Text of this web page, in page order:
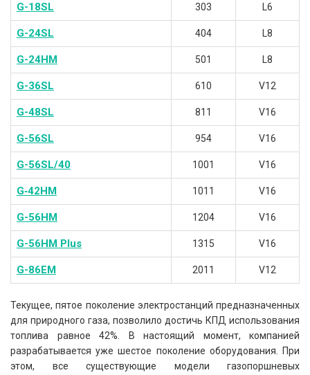
G-18SL 303 L6
G-24SL 404 L8
G-24HM 501 L8
G-36SL 610 V12
G-48SL 811 V16
G-56SL 954 V16
G-56SL/40 1001 V16
G‐42HM 1011 V16
G-56HM 1204 V16
G-56HM Plus 1315 V16
G-86EM 2011 V12
Текущее, пятое поколение электростанций предназначенных
для природного газа, позволило достичь КПД использования
топлива равное 42%. В настоящий момент, компанией
разрабатывается уже шестое поколение оборудования. При
этом, все существующие модели газопоршневых